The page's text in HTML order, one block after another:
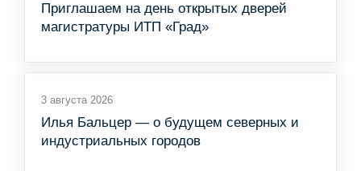
Приглашаем на день открытых дверей
магистратуры ИТП «Град»
3 августа 2026
Илья Бальцер — о будущем северных и
индустриальных городов